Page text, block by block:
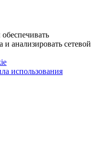
анализировать сетевой
использования